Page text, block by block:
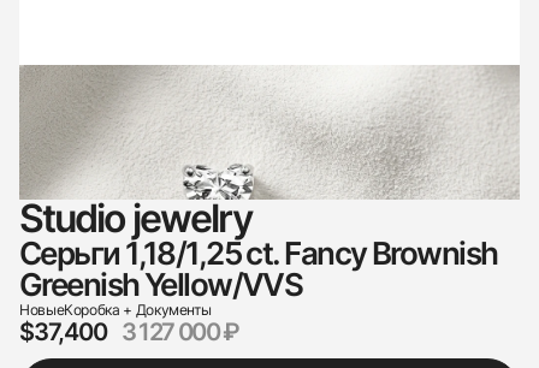
Studio jewelry
Серьги 1,18/1,25 ct. Fancy Brownish
Greenish Yellow/VVS
НовыеКоробка + Документы
$37,400 3 127 000 ₽